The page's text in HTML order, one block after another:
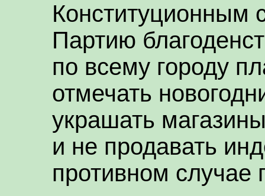
Конституционным
Партию
по всему городу
отмечать
украшать
и не продавать
противном